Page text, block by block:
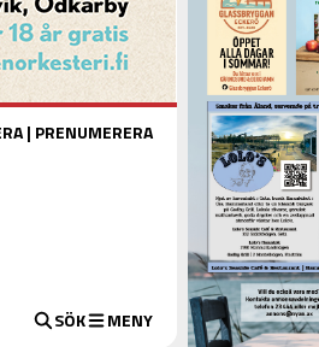
| PRENUMERERA
SÖK MENY